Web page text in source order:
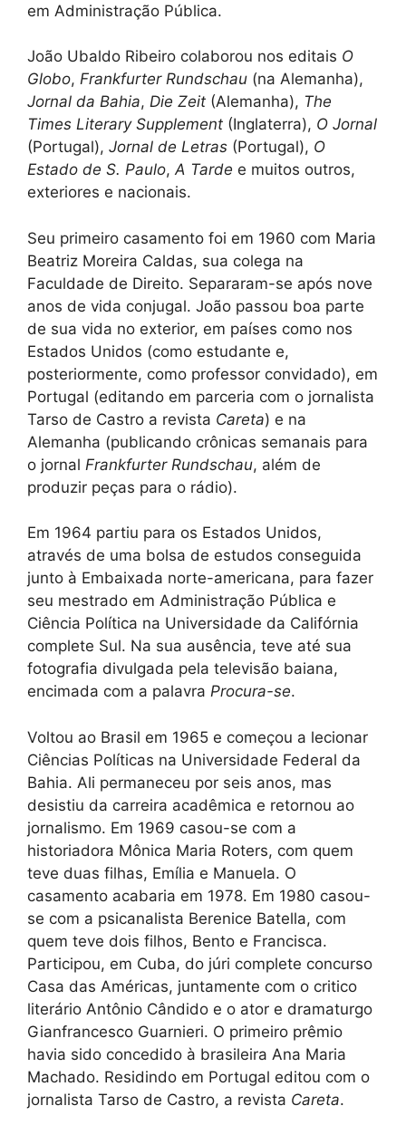
em Administração Pública.
João Ubaldo Ribeiro colaborou nos editais O
Globo, Frankfurter Rundschau (na Alemanha),
Jornal da Bahia, Die Zeit (Alemanha), The
Times Literary Supplement (Inglaterra), O Jornal
(Portugal), Jornal de Letras (Portugal), O
Estado de S. Paulo,A Tarde e muitos outros,
exteriores e nacionais.
Seu primeiro casamento foi em 1960 com Maria
Beatriz Moreira Caldas, sua colega na
Faculdade de Direito. Separaram-se após nove
anos de vida conjugal. João passou boa parte
de sua vida no exterior, em países como nos
Estados Unidos (como estudante e,
posteriormente, como professor convidado), em
Portugal (editando em parceria com o jornalista
Tarso de Castro a revista Careta) e na
Alemanha (publicando crônicas semanais para
o jornal Frankfurter Rundschau, além de
produzir peças para o rádio).
Em 1964 partiu para os Estados Unidos,
através de uma bolsa de estudos conseguida
junto à Embaixada norte-americana, para fazer
seu mestrado em Administração Pública e
Ciência Política na Universidade da Califórnia
complete Sul. Na sua ausência, teve até sua
fotografia divulgada pela televisão baiana,
encimada com a palavra Procura-se.
Voltou ao Brasil em 1965 e começou a lecionar
Ciências Políticas na Universidade Federal da
Bahia. Ali permaneceu por seis anos, mas
desistiu da carreira acadêmica e retornou ao
jornalismo. Em 1969 casou-se com a
historiadora Mônica Maria Roters, com quem
teve duas filhas, Emília e Manuela. O
casamento acabaria em 1978. Em 1980 casou-
se com a psicanalista Berenice Batella, com
quem teve dois filhos, Bento e Francisca.
Participou, em Cuba, do júri complete concurso
Casa das Américas, juntamente com o critico
literário Antônio Cândido e o ator e dramaturgo
Gianfrancesco Guarnieri. O primeiro prêmio
havia sido concedido à brasileira Ana Maria
Machado. Residindo em Portugal editou com o
jornalista Tarso de Castro, a revista Careta.